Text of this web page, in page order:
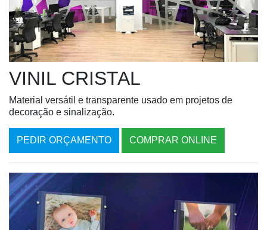
VINIL CRISTAL
Material versátil e transparente usado em projetos de
decoração e sinalização.
PEDIR ORÇAMENTO COMPRAR ONLINE